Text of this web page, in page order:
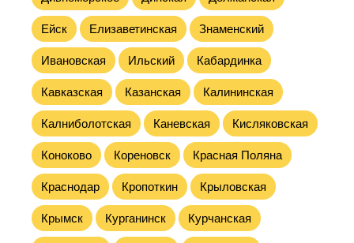
Ейск Елизаветинская Знаменский
Ивановская Ильский Кабардинка
Кавказская Казанская Калининская
Калниболотская Каневская Кисляковская
Коноково Кореновск Красная Поляна
Краснодар Кропоткин Крыловская
Крымск Курганинск Курчанская